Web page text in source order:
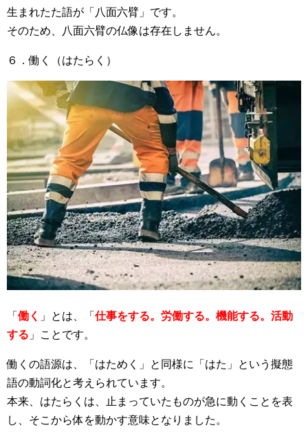
生まれたた語が「八面六臂」です。
そのため、八面六臂の仏像は存在しません。
６．働く（はたらく）
「 働く 」とは、「 仕事をする。労働する。機能する。活動
する 」ことです。
働くの語源は、「はためく」と同様に「はた」という擬態
語の動詞化と考えられています。
本来、はたらくは、止まっていたものが急に動くことを表
し、そこから体を動かす意味となりました。